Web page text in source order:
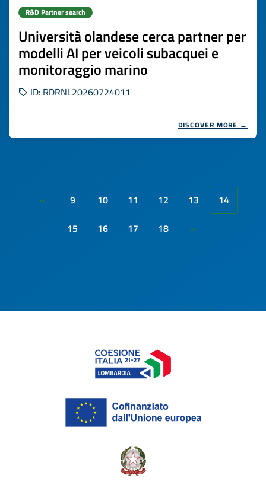
R&D Partner search
Università olandese cerca partner per
modelli AI per veicoli subacquei e
monitoraggio marino
ID: RDRNL20260724011
DISCOVER MORE →
« 9 10 11 12 13
14
15
16 17 18 »